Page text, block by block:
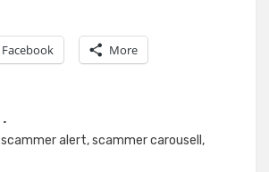
Facebook More
scammer alert,scammer carousell ,